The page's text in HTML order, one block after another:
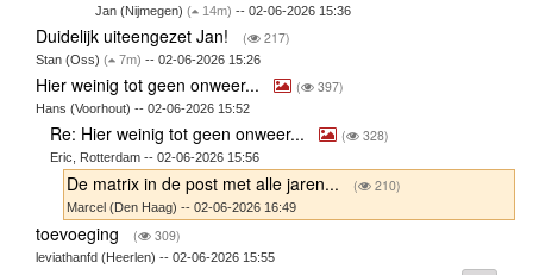
Jan (Nijmegen) ( 14m) -- 02-06-2026 15:36
Duidelijk uiteengezet Jan! ( 217)
Stan (Oss) ( 7m) -- 02-06-2026 15:26
Hier weinig tot geen onweer... ( 397)
Hans (Voorhout) -- 02-06-2026 15:52
Re: Hier weinig tot geen onweer... ( 328)
Eric, Rotterdam -- 02-06-2026 15:56
De matrix in de post met alle jaren... ( 210)
Marcel (Den Haag) -- 02-06-2026 16:49
toevoeging ( 309)
leviathanfd (Heerlen) -- 02-06-2026 15:55